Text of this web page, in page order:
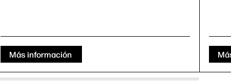
Más información